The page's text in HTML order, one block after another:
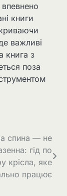
книги
важливі
книга з
поза
спина — не
гід по
крісла, яке
працює